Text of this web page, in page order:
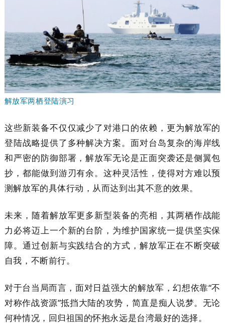
解放军两栖登陆演习
这些新装备不仅仅减少了对港口的依赖，更为解放军的
登陆战略提供了多种解决方案。面对台岛复杂的海岸线
和严密的防御部署，解放军无论是正面突袭还是侧翼包
抄，都能做到游刃有余。这种灵活性，使得对方难以预
测解放军的具体行动，从而达到出其不意的效果。
未来，随着解放军更多新型装备的亮相，其两栖作战能
力必将迈上一个新的台阶，为维护国家统一提供坚实保
障。通过创新与实践结合的方式，解放军正在不断突破
自我，不断前行。
对于台当局而言，面对日益强大的解放军，幻想依靠“不
对称作战资源”抵挡大陆的攻势，简直是痴人说梦。无论
何种情况，回归祖国的怀抱永远是台湾最好的选择。